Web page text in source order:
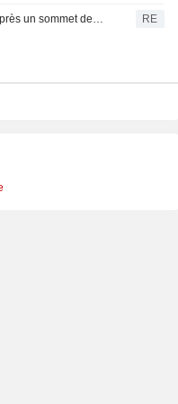
Le cuivre recule après un sommet de 12 semaines, la cherté des prix freinant la demande chinoise RE